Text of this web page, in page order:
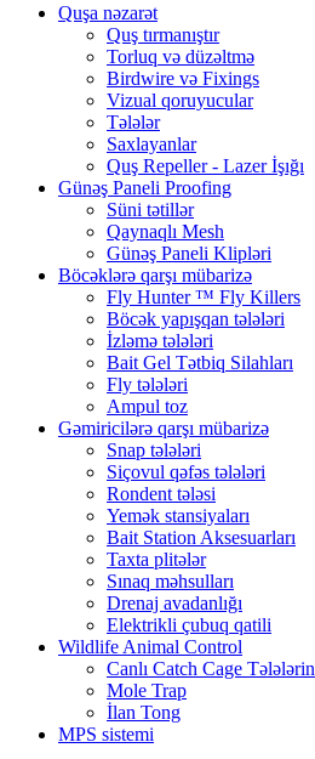
Quşa nəzarət
Quş tırmanıştır
Torluq və düzəltmə
Birdwire və Fixings
Vizual qoruyucular
Tələlər
Saxlayanlar
Quş Repeller - Lazer İşığı
Günəş Paneli Proofing
Süni tətillər
Qaynaqlı Mesh
Günəş Paneli Klipləri
Böcəklərə qarşı mübarizə
Fly Hunter ™ Fly Killers
Böcək yapışqan tələləri
İzləmə tələləri
Bait Gel Tətbiq Silahları
Fly tələləri
Ampul toz
Gəmiricilərə qarşı mübarizə
Snap tələləri
Siçovul qəfəs tələləri
Rondent tələsi
Yemək stansiyaları
Bait Station Aksesuarları
Taxta plitələr
Sınaq məhsulları
Drenaj avadanlığı
Elektrikli çubuq qatili
Wildlife Animal Control
Canlı Catch Cage Tələlərin
Mole Trap
İlan Tong
MPS sistemi